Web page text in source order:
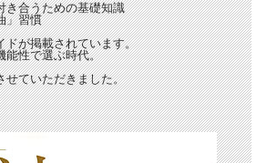
合うための基礎知識
」習慣
が掲載されています。
性で選ぶ時代。
ていただきました。